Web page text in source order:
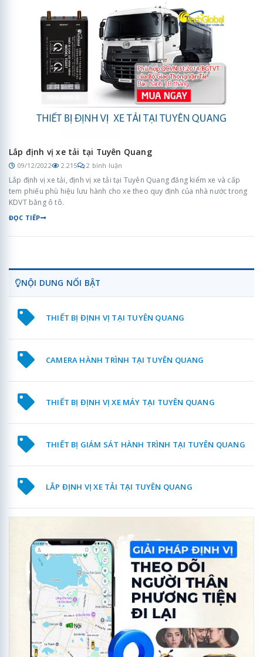
Lắp định vị xe tải tại Tuyên Quang
09/12/2022 2.215 2 bình luận
Lắp định vị xe tải, định vị xe tải tại Tuyên Quang đăng kiểm xe và cấp
tem phiếu phù hiệu lưu hành cho xe theo quy định của nhà nước trong
KDVT bằng ô tô.
ĐỌC TIẾP
NỘI DUNG NỔI BẬT
THIẾT BỊ ĐỊNH VỊ TẠI TUYÊN QUANG
CAMERA HÀNH TRÌNH TẠI TUYÊN QUANG
THIẾT BỊ ĐỊNH VỊ XE MÁY TẠI TUYÊN QUANG
THIẾT BỊ GIÁM SÁT HÀNH TRÌNH TẠI TUYÊN QUANG
LẮP ĐỊNH VỊ XE TẢI TẠI TUYÊN QUANG